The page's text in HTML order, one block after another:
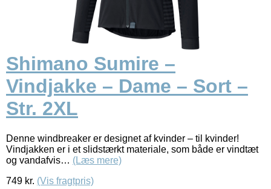
Shimano Sumire –
Vindjakke – Dame – Sort –
Str. 2XL
Denne windbreaker er designet af kvinder – til kvinder!
Vindjakken er i et slidstærkt materiale, som både er vindtæt
og vandafvis… (Læs mere)
749 kr. (Vis fragtpris)